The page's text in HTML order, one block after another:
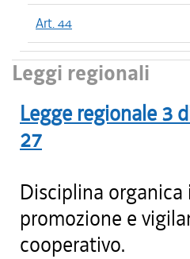
Art. 44
Leggi regionali
Legge regionale 3
27
Disciplina
promozione e
cooperativo.